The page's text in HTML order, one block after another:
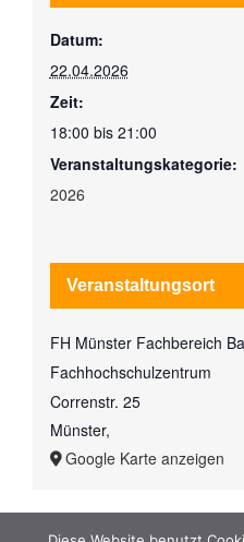
Datum:
22.04.2026
Zeit:
18:00 bis 21:00
Veranstaltungskategorie:
2026
Veranstaltungsort
FH Münster Fachbereich
Fachhochschulzentrum
Correnstr. 25
Münster,
Google Karte anzeigen